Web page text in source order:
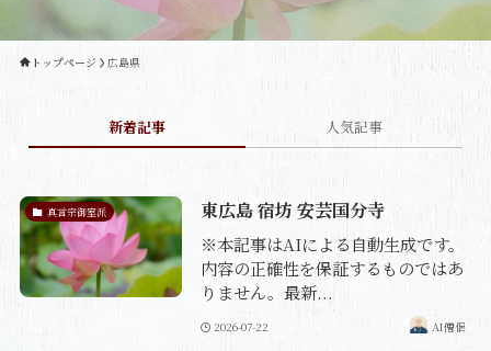
トップページ 広島県
新着記事 人気記事
真言宗御室派 東広島 宿坊 安芸国分寺
※本記事はAIによる自動生成です。
内容の正確性を保証するものではあ
りません。最新...
2026-07-22 AI僧侶